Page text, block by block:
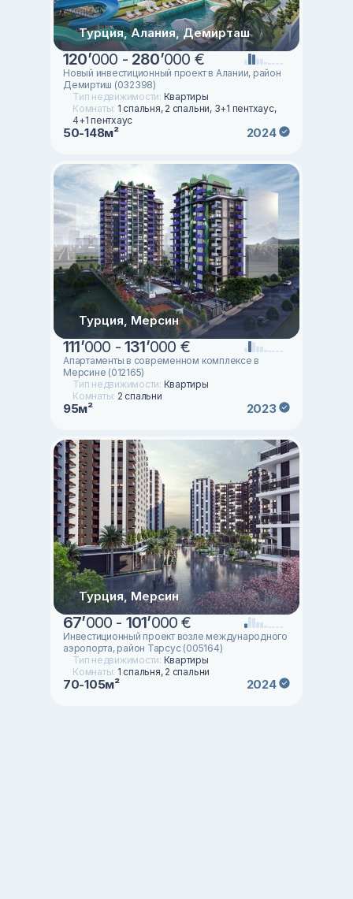
Турция, Алания, Демирташ
120’000 - 280’000 €
Новый инвестиционный проект в Алании, район
Демиртиш (032398)
Тип недвижимости: Квартиры
Комнаты: 1 спальня, 2 спальни, 3+1 пентхаус,
4+1 пентхаус
50-148м² 2024
Турция, Мерсин
111’000 -131’000 €
Апартаменты в современном комплексе в
Мерсине (012165)
Тип недвижимости: Квартиры
Комнаты: 2 спальни
95м² 2023
Турция, Мерсин
67’000 - 101’000 €
Инвестиционный проект возле международного
аэропорта, район Тарсус (005164)
Тип недвижимости: Квартиры
Комнаты: 1 спальня, 2 спальни
70-105м² 2024